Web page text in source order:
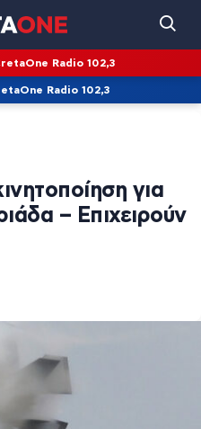
Radio 102,3
Radio 102,3
για
– Επιχειρούν